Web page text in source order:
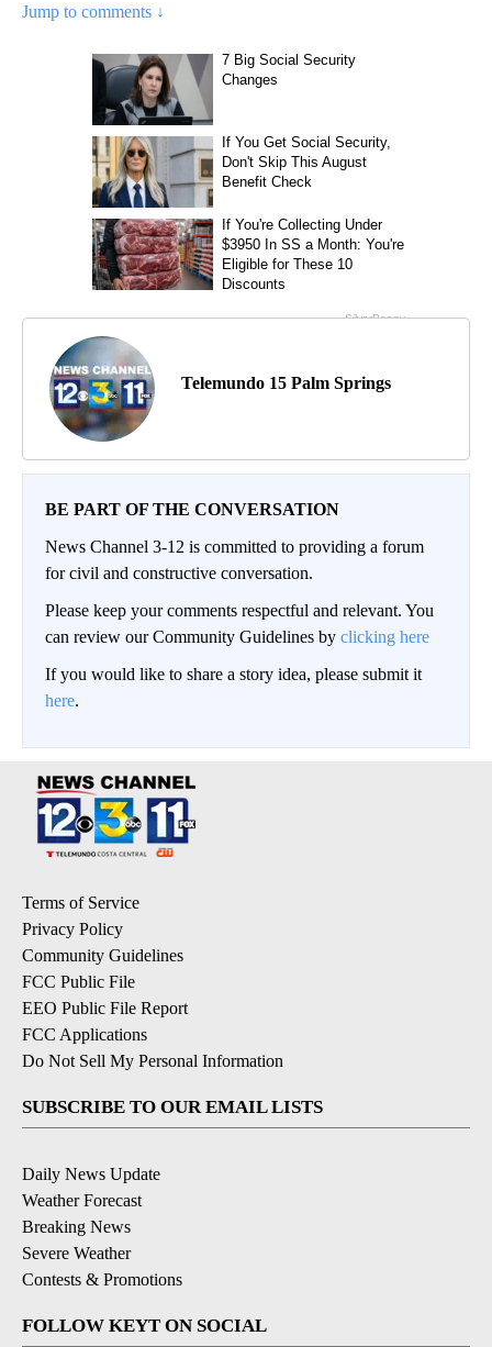
Jump to comments ↓
Telemundo 15 Palm Springs
BE PART OF THE CONVERSATION
News Channel 3-12 is committed to providing a forum
for civil and constructive conversation.
Please keep your comments respectful and relevant. You
can review our Community Guidelines by clicking here
If you would like to share a story idea, please submit it
here.
Terms of Service
Privacy Policy
Community Guidelines
FCC Public File
EEO Public File Report
FCC Applications
Do Not Sell My Personal Information
SUBSCRIBE TO OUR EMAIL LISTS
Daily News Update
Weather Forecast
Breaking News
Severe Weather
Contests & Promotions
FOLLOW KEYT ON SOCIAL